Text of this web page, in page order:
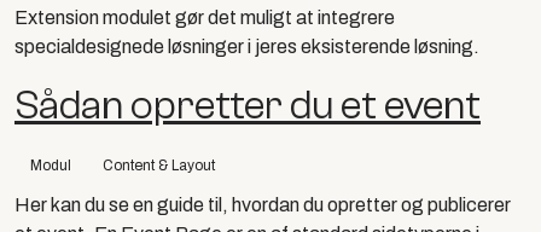
Extension modulet gør det muligt at integrere
specialdesignede løsninger i jeres eksisterende løsning.
Sådan opretter du et event
Modul Content & Layout
Her kan du se en guide til, hvordan du opretter og publicerer